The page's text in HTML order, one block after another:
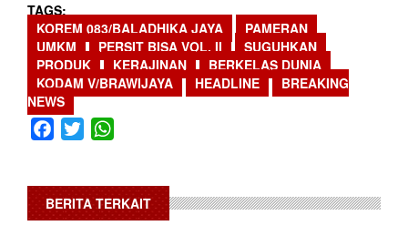
TAGS
KOREM 083/BALADHIKA JAYA
PAMERAN
UMKM
PERSIT BISA VOL. II
SUGUHKAN
PRODUK
KERAJINAN
BERKELAS DUNIA
KODAM V/BRAWIJAYA
HEADLINE
BREAKING
NEWS
Facebook
Twitter
BERITA TERKAIT